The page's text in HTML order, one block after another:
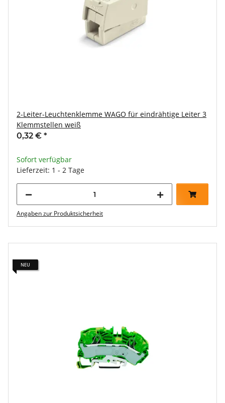
2-Leiter-Leuchtenklemme WAGO für eindrähtige Leiter 3
Klemmstellen weiß
0,32 € *
Sofort verfügbar
Lieferzeit: 1 - 2 Tage
Angaben zur Produktsicherheit
NEU